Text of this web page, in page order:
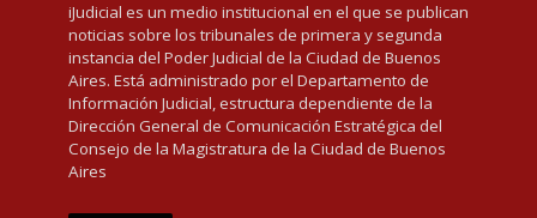
iJudicial es un medio institucional en el que se publican
noticias sobre los tribunales de primera y segunda
instancia del Poder Judicial de la Ciudad de Buenos
Aires. Está administrado por el Departamento de
Información Judicial, estructura dependiente de la
Dirección General de Comunicación Estratégica del
Consejo de la Magistratura de la Ciudad de Buenos
Aires